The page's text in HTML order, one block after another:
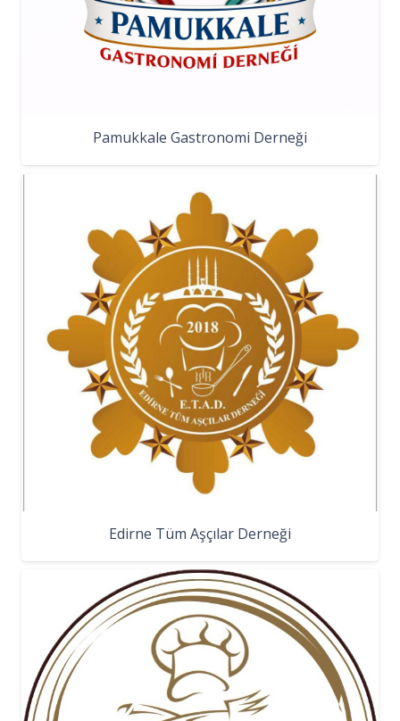
Pamukkale Gastronomi Derneği
Edirne Tüm Aşçılar Derneği